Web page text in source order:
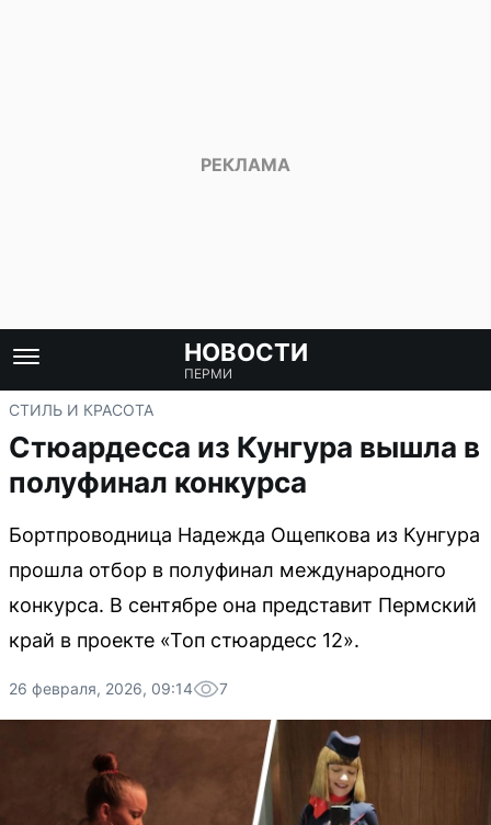
НОВОСТИ
ПЕРМИ
СТИЛЬ И КРАСОТА
Стюардесса из Кунгура вышла в
полуфинал конкурса
Бортпроводница Надежда Ощепкова из Кунгура
прошла отбор в полуфинал международного
конкурса. В сентябре она представит Пермский
край в проекте «Топ стюардесс 12».
26 февраля, 2026, 09:14 7